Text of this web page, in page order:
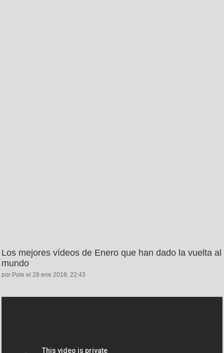
Los mejores vídeos de Enero que han dado la vuelta al
mundo
por Pole el 28 ene 2018, 22:43